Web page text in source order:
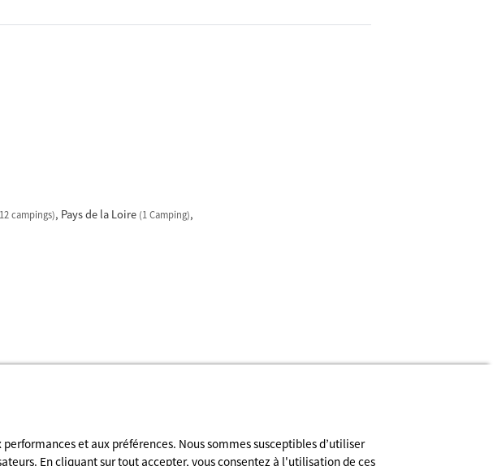
campings) Pays de la Loire (1 Camping)
Inscription à la newsletter
et aux préférences. Nous sommes susceptibles d’utiliser
En cliquant sur tout accepter, vous consentez à l'utilisation de ces